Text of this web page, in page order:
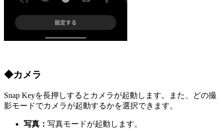
◆カメラ
Snap Keyを長押しするとカメラが起動します。
また、どの撮
影モードでカメラが起動するかを選択できます。
写真： 写真モードが起動します。